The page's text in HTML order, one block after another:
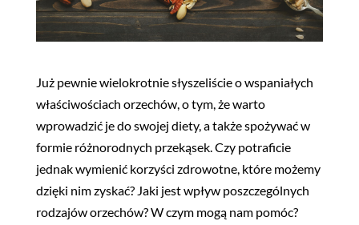
Już pewnie wielokrotnie słyszeliście o wspaniałych
właściwościach orzechów, o tym, że warto
wprowadzić je do swojej diety, a także spożywać w
formie różnorodnych przekąsek. Czy potraficie
jednak wymienić korzyści zdrowotne, które możemy
dzięki nim zyskać? Jaki jest wpływ poszczególnych
rodzajów orzechów? W czym mogą nam pomóc?